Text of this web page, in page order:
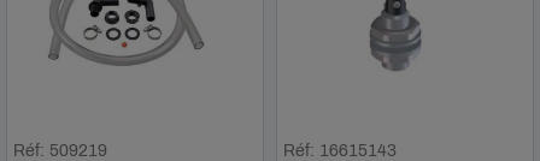
Réf: 509219 Réf: 16615143